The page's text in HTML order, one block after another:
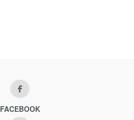
FACEBOOK